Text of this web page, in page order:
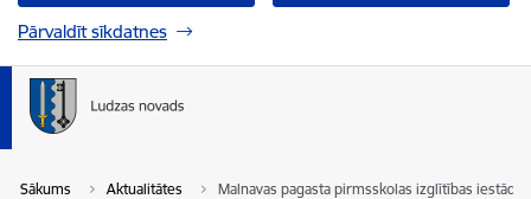
Pārvaldīt sīkdatnes
Sākums Aktualitātes Malnavas pagasta pirmsskolas izglītības